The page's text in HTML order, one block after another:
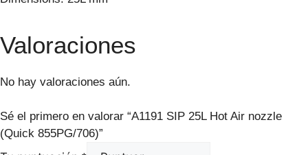
Valoraciones
No hay valoraciones aún.
Sé el primero en valorar “A1191 SIP 25L Hot Air nozzle
(Quick 855PG/706)”